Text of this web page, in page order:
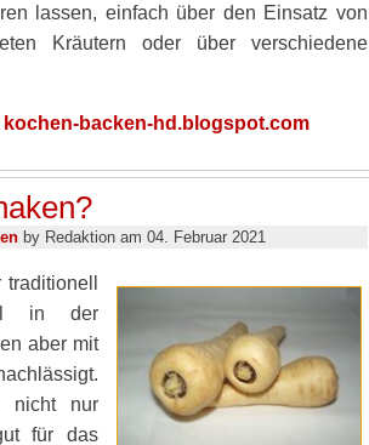
lassen, einfach über den Einsatz von
Kräutern oder über verschiedene
kochen-backen-hd.blogspot.com
by Redaktion am 04. Februar 2021
in der
aber mit
nicht nur
für das